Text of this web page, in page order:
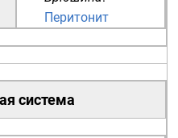
Перитонит
система